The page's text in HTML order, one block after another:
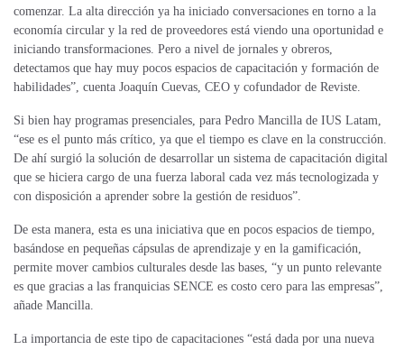
comenzar. La alta dirección ya ha iniciado conversaciones en torno a la
economía circular y la red de proveedores está viendo una oportunidad e
iniciando transformaciones. Pero a nivel de jornales y obreros,
detectamos que hay muy pocos espacios de capacitación y formación de
habilidades”, cuenta Joaquín Cuevas, CEO y cofundador de Reviste.
Si bien hay programas presenciales, para Pedro Mancilla de IUS Latam,
“ese es el punto más crítico, ya que el tiempo es clave en la construcción.
De ahí surgió la solución de desarrollar un sistema de capacitación digital
que se hiciera cargo de una fuerza laboral cada vez más tecnologizada y
con disposición a aprender sobre la gestión de residuos”.
De esta manera, esta es una iniciativa que en pocos espacios de tiempo,
basándose en pequeñas cápsulas de aprendizaje y en la gamificación,
permite mover cambios culturales desde las bases, “y un punto relevante
es que gracias a las franquicias SENCE es costo cero para las empresas”,
añade Mancilla.
La importancia de este tipo de capacitaciones “está dada por una nueva